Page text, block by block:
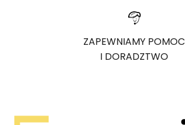
ZAPEWNIAMY POMOC
I DORADZTWO